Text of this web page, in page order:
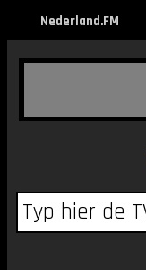
Nederland.FM